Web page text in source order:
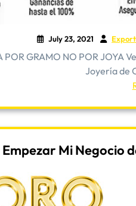
July 23, 2021
POR GRAMO NO POR JOYA
Joyería de
Empezar Mi Negocio